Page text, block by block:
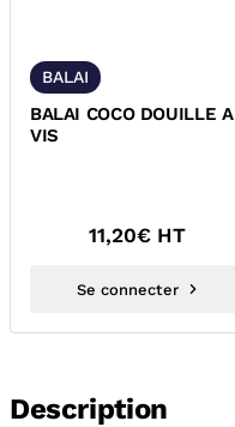
BALAI
BALAI COCO DOUILLE A
VIS
11,20€ HT
Se connecter
Description